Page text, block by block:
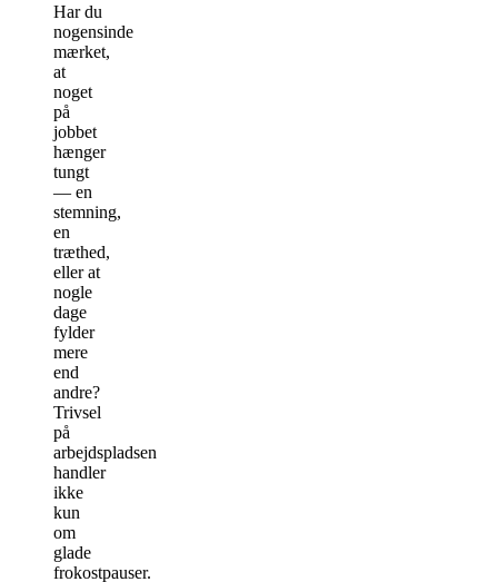
Har du
nogensinde
mærket,
at
noget
på
jobbet
hænger
tungt
— en
stemning,
en
træthed,
eller at
nogle
dage
fylder
mere
end
andre?
Trivsel
på
arbejdspladsen
handler
ikke
kun
om
glade
frokostpauser.